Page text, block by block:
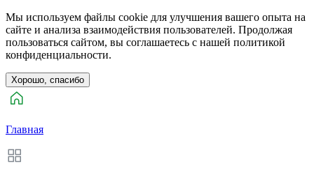
Мы используем файлы cookie для улучшения вашего опыта на
сайте и анализа взаимодействия пользователей. Продолжая
пользоваться сайтом, вы соглашаетесь с нашей политикой
конфиденциальности.
Хорошо, спасибо
Главная